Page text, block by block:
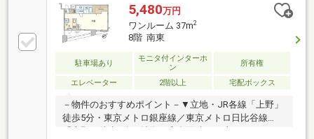
ｍ・アトレ上野・・・約７９０ｍ・台東区立上野小学
校・・・約６２０ｍ・台東区立忍岡中学校・・・約８
１０ｍ・台東区立清島幼稚園・・・約５２０ｍ・うれ
しい保育園上野駅前・・・約３２０ｍ
5,480万円
ワンルーム 37m2
8階 南東
駐車場あり
モニタ付インターホ
ン
所有権
エレベーター 2階以上 宅配ボックス
－物件のおすすめポイント－▼立地・JR各線「上野」
徒歩5分・東京メトロ銀座線／東京メトロ日比谷線